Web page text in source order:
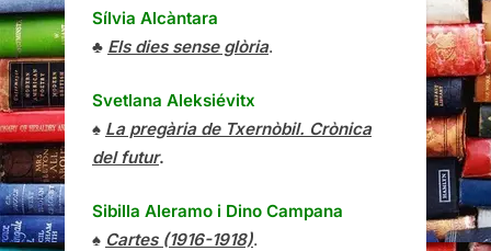
Sílvia Alcàntara
♣ Els dies sense glòria.
Svetlana Aleksiévitx
♠ La pregària de Txernòbil. Crònica
del futur.
Sibilla Aleramo i Dino Campana
♠ Cartes (1916-1918).